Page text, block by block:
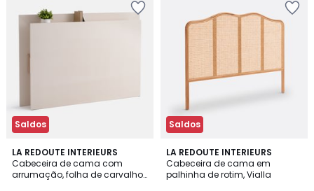
Saldos
LA REDOUTE INTERIEURS
Cabeceira de cama com
arrumação, folha de carvalho,
3
/
5
Saldos
LA REDOUTE INTERIEURS
Cabeceira de cama em
palhinha de rotim, Vialla
4,9
/ 5